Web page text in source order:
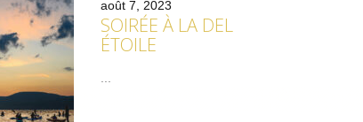
août 7, 2023
SOIRÉE À LA DEL
ÉTOILE